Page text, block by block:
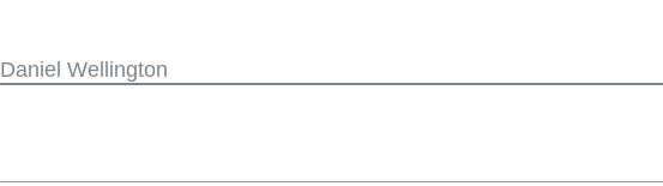
Daniel Wellington